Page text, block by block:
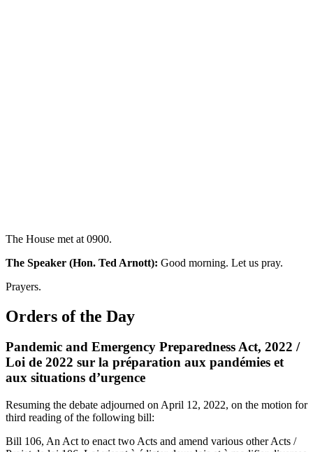
The House met at 0900.
The Speaker (Hon. Ted Arnott): Good morning. Let us pray.
Prayers.
Orders of the Day
Pandemic and Emergency Preparedness Act, 2022 /
Loi de 2022 sur la préparation aux pandémies et
aux situations d’urgence
Resuming the debate adjourned on April 12, 2022, on the motion for
third reading of the following bill:
Bill 106, An Act to enact two Acts and amend various other Acts /